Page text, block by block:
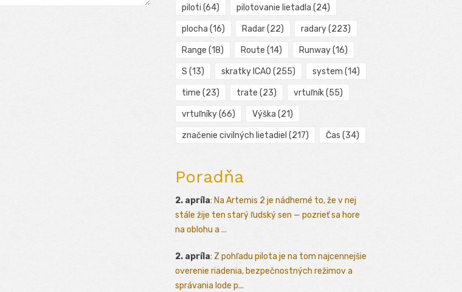
piloti (64) pilotovanie lietadla (24)
plocha (16) Radar(22) radary(223)
Range (18) Route (14) Runway(16)
S (13) skratky ICAO (255) system (14)
time (23) trate (23) vrtuľník(55)
vrtuľníky(66) Výška (21)
značenie civilných lietadiel (217) Čas (34)
Poradňa
2. apríla: Na Artemis 2 je nádherné to, že v nej
stále žije ten starý ľudský sen — pozrieť sa hore
na oblohu a ...
2. apríla: Z pohľadu pilota je na tom najcennejšie
overenie riadenia, bezpečnostných režimov a
správania lode p...